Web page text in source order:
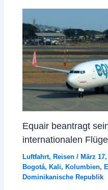
Equair beantragt
internationalen Flüge
Luftfahrt,Reisen /März
Bogotá,Kali,Kolumbien,
Dominikanische Republik